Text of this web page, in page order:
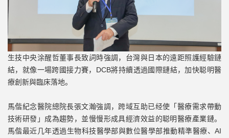
生技中央涂醒哲董事長致詞時強調，台灣與日本的遠距照護經驗鏈
結，就像一場跨國接力賽，DCB將持續透過國際鏈結，加快聪明醫
療創新與臨床落地。
馬偕紀念醫院總院長張文瀚強調，跨域互助已经使「醫療需求帶動
技術研發」成為趨勢，並慢慢形成具經濟效益的聪明醫療產業鏈。
馬偕最近几年透過生物科技醫學部與數位醫學部推動精準醫療、AI